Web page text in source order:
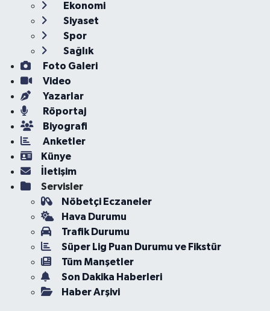
Ekonomi
Siyaset
Spor
Sağlık
Foto Galeri
Video
Yazarlar
Röportaj
Biyografi
Anketler
Künye
İletişim
Servisler
Nöbetçi Eczaneler
Hava Durumu
Trafik Durumu
Süper Lig Puan Durumu ve Fikstür
Tüm Manşetler
Son Dakika Haberleri
Haber Arşivi